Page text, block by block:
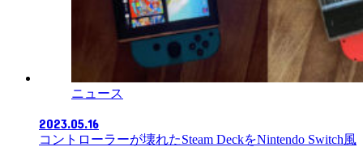
ニュース
2023.05.16
コントローラーが壊れたSteam DeckをNintendo Switch風